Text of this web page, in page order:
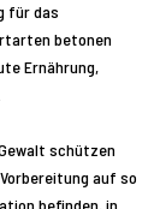
für das
betonen
Ernährung,
schützen
auf so
befinden, in